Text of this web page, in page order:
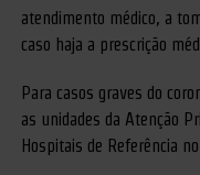
atendimento médico, a
caso haja a prescrição
Para casos graves do
as unidades da Atenção
Hospitais de Referência